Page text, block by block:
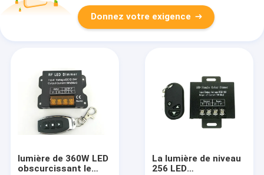
Donnez votre exigence
lumière de 360W LED
obscurcissant le
La lumière de niveau
256 LED